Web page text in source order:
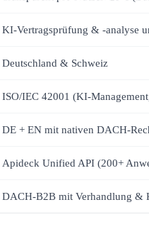
KI-Vertragsprüfung & -analyse
Deutschland & Schweiz
ISO/IEC 42001 (KI-
DE + EN mit nativen DACH-
Apideck Unified API (200+
DACH-B2B mit Verhandlung &